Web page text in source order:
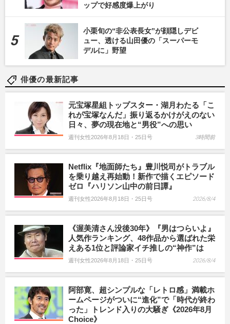
ップで好感度爆上がり
小栗旬の“非公表長女”が顔隠しデビ
ュー、透ける山田優の「スーパーモ
デルに」野望
俳優の最新記事
元宝塚星組トップスター・湖月わたる「こ
れが宝塚なんだ」振り返るかけがえのない
日々、夢の現在地と“男役”への思い
週刊女性2026年8月18日・25日号 3時間前
Netflix『地面師たち』豊川悦司がトラブル
を乗り越え再始動！新作で描くエピソード
ゼロ『ハリソン山中の前日譚』
週刊女性2026年8月18日・25日号 2026/8/4
《渥美清さん没後30年》『男はつらいよ』
人気作ランキング、48作品から選ばれた栄
えある1位と評論家イチ推しの“神作”は
週刊女性2026年8月18日・25日号 2026/8/4
阿部寛、超シンプルな「レトロ感」満載ホ
ームページがついに“進化”で「時代が終わ
った」トレンド入りの大騒ぎ《2026年8月
Choice》